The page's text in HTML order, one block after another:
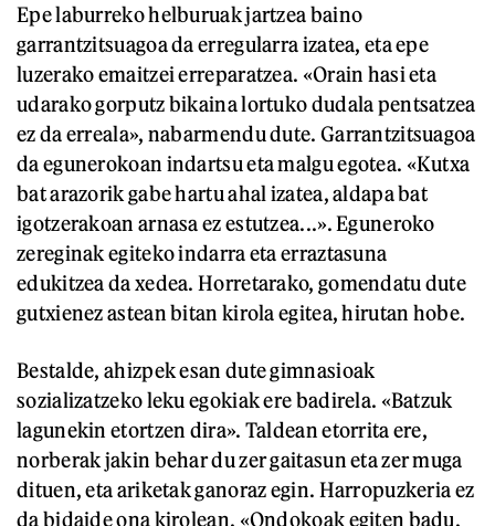
Epe laburreko helburuak jartzea baino
garrantzitsuagoa da erregularra izatea, eta epe
luzerako emaitzei erreparatzea. «Orain hasi eta
udarako gorputz bikaina lortuko dudala pentsatzea
ez da erreala», nabarmendu dute. Garrantzitsuagoa
da egunerokoan indartsu eta malgu egotea. «Kutxa
bat arazorik gabe hartu ahal izatea, aldapa bat
igotzerakoan arnasa ez estutzea...». Eguneroko
zereginak egiteko indarra eta erraztasuna
edukitzea da xedea. Horretarako, gomendatu dute
gutxienez astean bitan kirola egitea, hirutan hobe.
Bestalde, ahizpek esan dute gimnasioak
sozializatzeko leku egokiak ere badirela. «Batzuk
lagunekin etortzen dira». Taldean etorrita ere,
norberak jakin behar du zer gaitasun eta zer muga
dituen, eta ariketak ganoraz egin. Harropuzkeria ez
da bidaide ona kirolean. «Ondokoak egiten badu,